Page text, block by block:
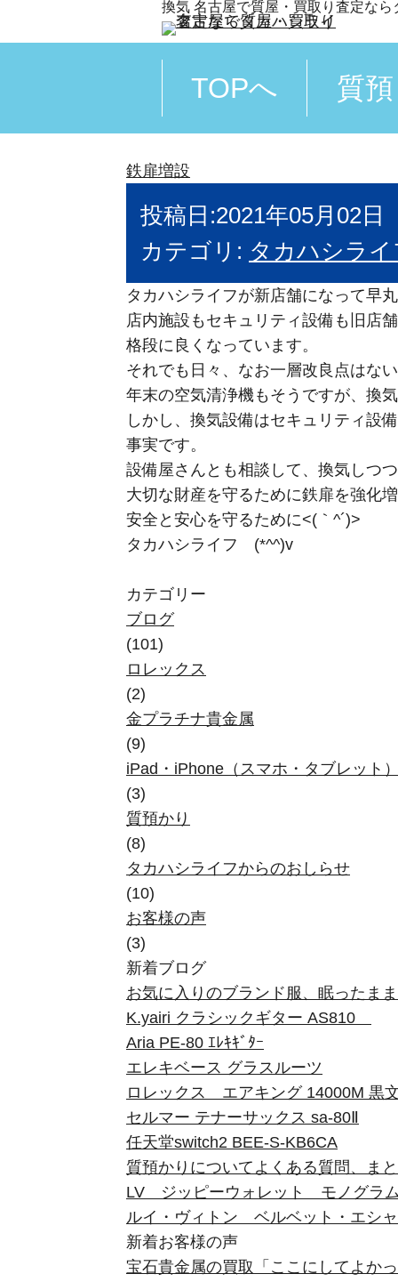
換気 名古屋で質屋・買取り査定なら
TOPへ 質
鉄扉増設
投稿日:2021年05月02日
カテゴリ: タカハシラ
タカハシライフが新店舗になって早
店内施設もセキュリティ設備も旧店
格段に良くなっています。
それでも日々、なお一層改良点はな
年末の空気清浄機もそうですが、換
しかし、換気設備はセキュリティ設
事実です。
設備屋さんとも相談して、換気しつ
大切な財産を守るために鉄扉を強化
安全と安心を守るために<(｀^´)>
タカハシライフ (*^^)v
カテゴリー
ブログ
(101)
ロレックス
(2)
金プラチナ貴金属
(9)
iPad・iPhone（スマホ・タブレット
(3)
質預かり
(8)
タカハシライフからのおしらせ
(10)
お客様の声
(3)
新着ブログ
お気に入りのブランド服、眠ったま
K.yairi クラシックギター AS810
Aria PE-80 ｴﾚｷｷﾞﾀｰ
エレキベース グラスルーツ
ロレックス エアキング 14000M 黒
セルマー テナーサックス sa-80Ⅱ
任天堂switch2 BEE-S-KB6CA
質預かりについてよくある質問、ま
LV ジッピーウォレット モノグラ
ルイ・ヴィトン ベルベット・エシ
新着お客様の声
宝石貴金属の買取「ここにしてよか